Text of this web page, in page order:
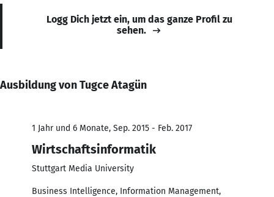
Logg Dich jetzt ein, um das ganze Profil zu
sehen.
Ausbildung von Tugce Atagün
1 Jahr und 6 Monate, Sep. 2015 - Feb. 2017
Wirtschaftsinformatik
Stuttgart Media University
Business Intelligence, Information Management,